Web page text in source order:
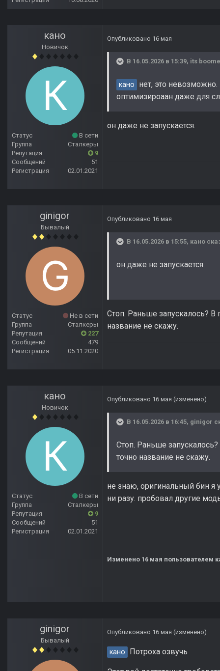
кано
Новичок
Статус
В сети
Группа
Сталкеры
Репутация
9
Сообщений
51
Регистрация
02.01.2021
Опубликовано 16 мая
В 16.05.2026 в 15:39, its
кано
нет, это
оптимизироаан даже для
он даже не запускается.
ginigor
Бывалый
Статус
Не в сети
Группа
Сталкеры
Репутация
227
Сообщений
479
Регистрация
05.11.2020
Опубликовано 16 мая
В 16.05.2026 в 15:55, кано
он даже не запускается.
Стоп. Раньше запускалось? В
название не скажу.
кано
Новичок
Статус
В сети
Группа
Сталкеры
Репутация
9
Сообщений
51
Регистрация
02.01.2021
Опубликовано 16 мая (изменено)
В 16.05.2026 в 16:45, ginigor
Стоп. Раньше
точно название не скажу.
не знаю, оригинальный бин я
ни разу. пробовал другие
Изменено 16 мая пользователем
ginigor
Бывалый
Опубликовано 16 мая (изменено)
кано Потроха озвучь